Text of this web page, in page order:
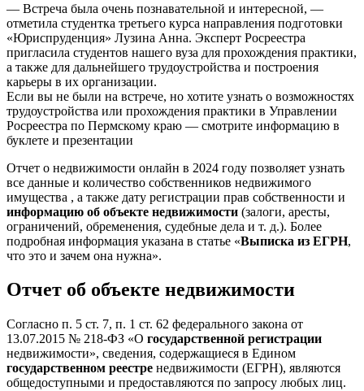
— Встреча была очень познавательной и интересной, —
отметила студентка третьего курса направления подготовки
«Юриспруденция» Лузина Анна. Эксперт Росреестра
пригласила студентов нашего вуза для прохождения практики,
а также для дальнейшего трудоустройства и построения
карьеры в их организации.
Если вы не были на встрече, но хотите узнать о возможностях
трудоустройства или прохождения практики в Управлении
Росреестра по Пермскому краю — смотрите информацию в
буклете и презентации
Отчет о недвижимости онлайн в 2024 году позволяет узнать
все данные и количество собственников недвижимого
имущества , а также дату регистрации прав собственности и
информацию об объекте недвижимости (залоги, аресты,
ограничений, обременения, судебные дела и т. д.). Более
подробная информация указана в статье «Выписка из ЕГРН,
что это и зачем она нужна».
Отчет об объекте недвижимости
Согласно п. 5 ст. 7, п. 1 ст. 62 федерального закона от
13.07.2015 № 218-ФЗ «О государственной регистрации
недвижимости», сведения, содержащиеся в Едином
государственном реестре недвижимости (ЕГРН), являются
общедоступными и предоставляются по запросу любых лиц.